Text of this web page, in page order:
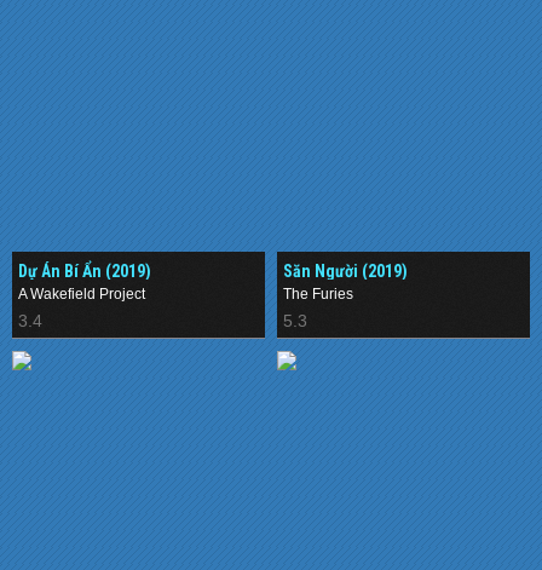
Dự Án Bí Ẩn (2019)
A Wakefield Project
3.4
Săn Người (2019)
The Furies
5.3